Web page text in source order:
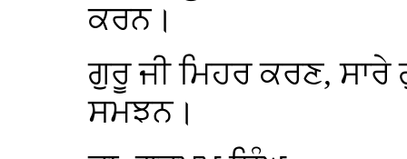
ਕਰਨ।
ਗੁਰੂ ਜੀ ਮਿਹਰ ਕਰਣ,
ਸਮਝਨ।